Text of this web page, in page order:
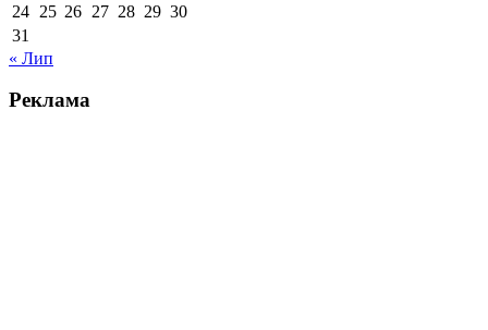
24 25 26 27 28 29 30
31
« Лип
Реклама